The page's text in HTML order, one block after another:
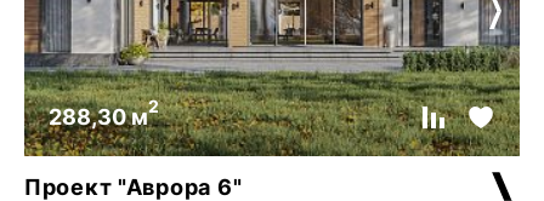
288,30 м2
Проект "Аврора 6"